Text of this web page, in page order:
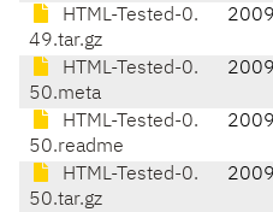
HTML-Tested-0.
49.tar.gz
HTML-Tested-0.
50.meta
HTML-Tested-0.
50.readme
HTML-Tested-0.
50.tar.gz